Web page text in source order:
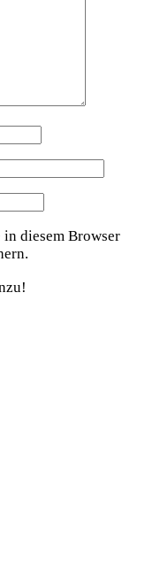
diesem Browser